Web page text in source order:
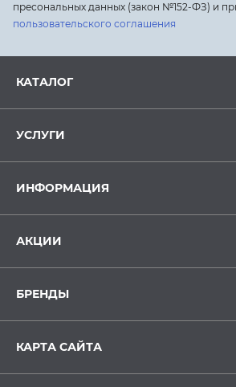
пресональных данных (закон №152-ФЗ) и
пользовательского соглашения
КАТАЛОГ
УСЛУГИ
ИНФОРМАЦИЯ
АКЦИИ
БРЕНДЫ
КАРТА САЙТА